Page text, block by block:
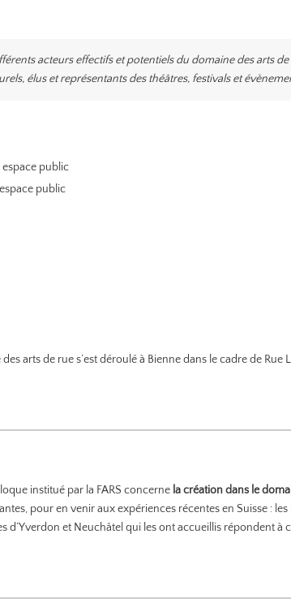
acteurs effectifs et potentiels du domaine des arts de
élus et représentants des théâtres, festivals et
public
public
arts de rue s’est déroulé à Bienne dans le cadre de Rue
institué par la FARS concerne la création dans le
pour en venir aux expériences récentes en Suisse : les
d’Yverdon et Neuchâtel qui les ont accueillis répondent à